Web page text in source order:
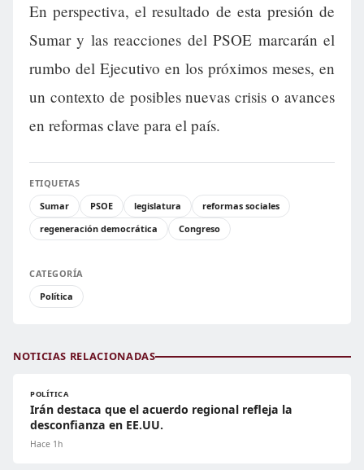
En perspectiva, el resultado de esta presión de
Sumar y las reacciones del PSOE marcarán el
rumbo del Ejecutivo en los próximos meses, en
un contexto de posibles nuevas crisis o avances
en reformas clave para el país.
ETIQUETAS
Sumar
PSOE legislatura
reformas sociales
regeneración democrática
Congreso
CATEGORÍA
Política
NOTICIAS RELACIONADAS
POLÍTICA
Irán destaca que el acuerdo regional refleja la
desconfianza en EE.UU.
Hace 1h